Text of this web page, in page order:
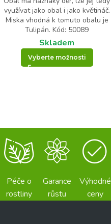
využívat jako obal i jako květináč.
Miska vhodná k tomuto obalu je
Tulipán. Kód: 50089
Skladem
Vyberte možnosti
Péče o
rostliny
Garance
růstu
Výhodné
ceny